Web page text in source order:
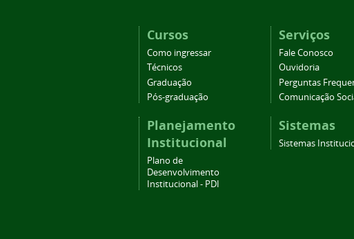
Cursos
Como ingressar
Técnicos
Graduação
Pós-graduação
Planejamento
Institucional
Plano de
Desenvolvimento
Institucional - PDI
Serviços
Fale Conosco
Ouvidoria
Perguntas
Comunicação
Sistemas
Sistemas